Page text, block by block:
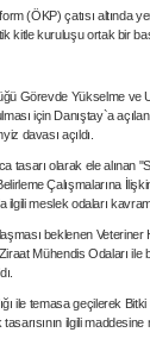
(ÖKP) çatısı altında
kuruluşu ortak bir
Görevde Yükselme ve
için Danıştay`a
davası açıldı.
tasarı olarak ele alınan
Çalışmalarına
ilgili meslek odaları
beklenen Veteriner
Mühendis Odaları ile
ile temasa geçilerek
ilgili